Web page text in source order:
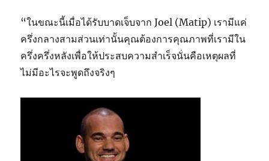
“ในขณะนี้เมื่อได้รับบาดเจ็บจาก Joel (Matip) เรามีแค่
ครึ่งกลางสามส่วนเท่านั้นคุณต้องการคุณภาพที่เรามีใน
ครึ่งครึ่งหลังเพื่อให้ประสบความสำเร็จนั่นคือเหตุผลที่
ไม่มีอะไรจะพูดถึงจริงๆ